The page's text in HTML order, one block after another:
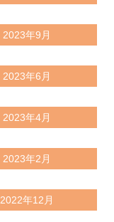
2023年9月
2023年6月
2023年4月
2023年2月
2022年12月